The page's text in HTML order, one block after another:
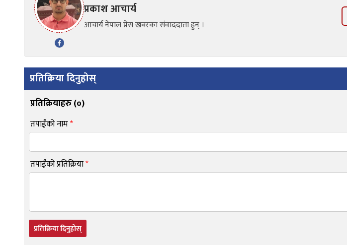
प्रकाश आचार्य
आचार्य नेपाल प्रेस खबरका संवाददाता हुन् ।
प्रतिक्रिया दिनुहोस्
प्रतिक्रियाहरु (०)
तपाईंको नाम*
तपाईंको प्रतिक्रिया*
प्रतिक्रिया दिनुहोस्